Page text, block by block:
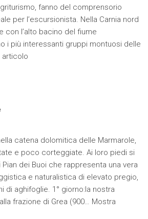
fanno del comprensorio
per l’escursionista. Nella Carnia nord
con l’alto bacino del fiume
i più interessanti gruppi montuosi delle
articolo
catena dolomitica delle Marmarole,
e poco corteggiate. Ai loro piedi si
dei Buoi che rappresenta una vera
e naturalistica di elevato pregio,
di aghifoglie. 1° giorno:la nostra
frazione di Grea (900… Mostra